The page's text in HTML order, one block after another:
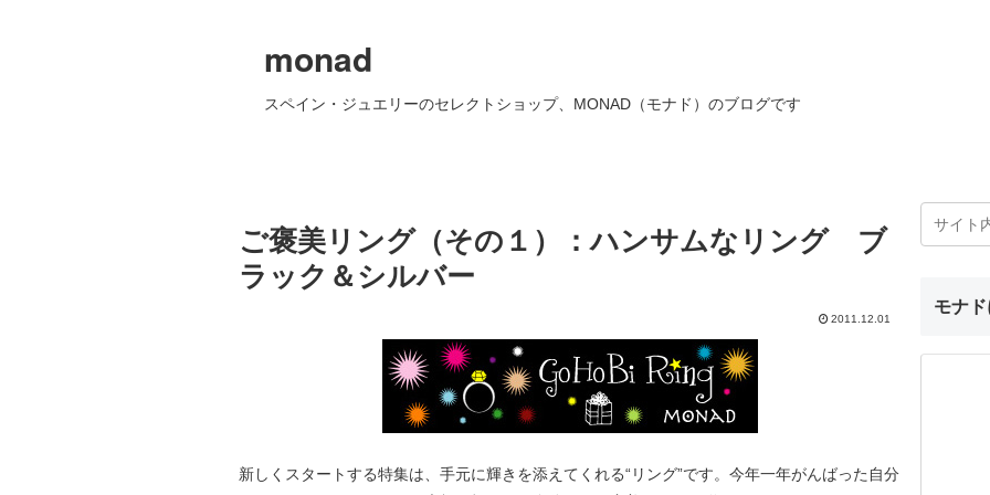
monad
スペイン・ジュエリーのセレクトショップ、MONAD（モナド）のブログです
ご褒美リング（その１）：ハンサムなリング ブ
ラック＆シルバー
2011.12.01
新しくスタートする特集は、手元に輝きを添えてくれる“リング”です。今年一年がんばった自分
モナ